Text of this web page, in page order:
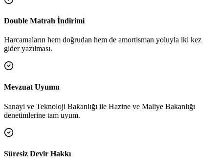
Double Matrah İndirimi
Harcamaların hem doğrudan hem de amortisman yoluyla iki kez
gider yazılması.
Mevzuat Uyumu
Sanayi ve Teknoloji Bakanlığı ile Hazine ve Maliye Bakanlığı
denetimlerine tam uyum.
Süresiz Devir Hakkı